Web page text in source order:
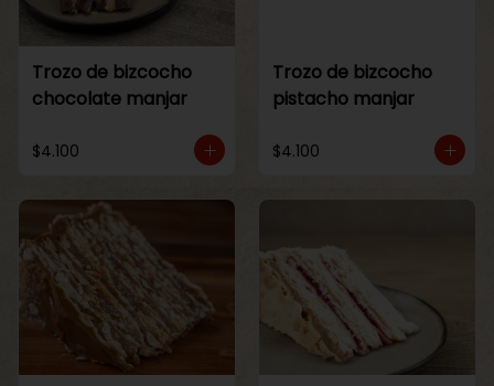
Trozo de bizcocho
chocolate manjar
$4.100
Trozo de bizcocho
pistacho manjar
$4.100